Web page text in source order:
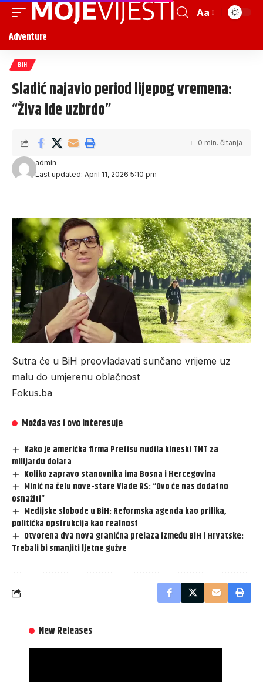
Aa
Adventure
BIH
Sladić najavio period lijepog vremena:
“Živa ide uzbrdo”
Last updated: April 11, 2026 5:10 pm
admin
0 min. čitanja
Sutra će u BiH preovladavati sunčano vrijeme uz
malu do umjerenu oblačnost
Fokus.ba
Možda vas i ovo interesuje
Kako je američka firma Pretisu nudila kineski TNT za
milijardu dolara
Koliko zapravo stanovnika ima Bosna i Hercegovina
Minić na čelu nove-stare Vlade RS: “Ovo će nas dodatno
osnažiti”
Medijske slobode u BiH: Reformska agenda kao prilika,
politička opstrukcija kao realnost
Otvorena dva nova granična prelaza između BiH i Hrvatske:
Trebali bi smanjiti ljetne gužve
New Releases